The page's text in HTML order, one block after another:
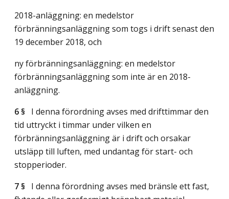
2018-anläggning: en medelstor
förbränningsanläggning som togs i drift senast den
19 december 2018, och
ny förbränningsanläggning: en medelstor
förbränningsanläggning som inte är en 2018-
anläggning.
6 § I denna förordning avses med drifttimmar den
tid uttryckt i timmar under vilken en
förbränningsanläggning är i drift och orsakar
utsläpp till luften, med undantag för start- och
stopperioder.
7 § I denna förordning avses med bränsle ett fast,